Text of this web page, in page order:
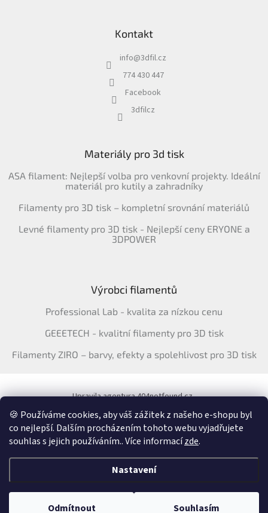
🍪 Používáme cookies, aby váš zážitek z našeho e-shopu byl
co nejlepší. Dalším procházením tohoto webu vyjadřujete
souhlas s jejich používáním.. Více informacízde.
Nastavení
Odmítnout Souhlasím
Kontakt
info@3dfil.cz
774 430 447
Facebook
3dfilcz
Materiály pro 3d tisk
ASA filament: Nejlepší volba pro venkovní projekty. Ideální
materiál pro kutily a zahradníky
Filamenty pro 3D tisk – kompletní srovnání materiálů
Levné filamenty pro 3D tisk - Nejlepší ceny ERYONE a
3DPOWER
Výrobci filamentů
Professional Lab - kvalita za nízkou cenu
GEEETECH - kvalitní filamenty pro 3D tisk
Filamenty ZIRO – barvy, efekty a spolehlivost pro 3D tisk
Upravila agentura 404notfound.cz
Katalog filamentů ERYONE pro ČR
Vytvořil Shoptet &
Copyright 2026
Upravit nastavení